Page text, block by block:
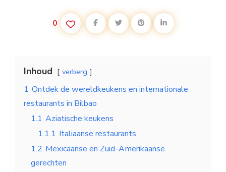
0
Inhoud verberg
1 Ontdek de wereldkeukens en internationale
restaurants in Bilbao
1.1 Aziatische keukens
1.1.1 Italiaanse restaurants
1.2 Mexicaanse en Zuid-Amerikaanse
gerechten